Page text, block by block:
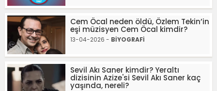
Cem Öcal neden öldü, Özlem Tekin’in
eşi müzisyen Cem Öcal kimdir?
13-04-2026 - BİYOGRAFİ
Sevil Akı Saner kimdir? Yeraltı
dizisinin Azize'si Sevil Akı Saner kaç
yaşında, nereli?